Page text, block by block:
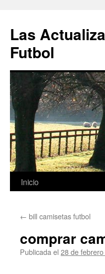
Las
Futbol
Saltar
contenido
Inicio
← bill camisetas futbol
comprar
Publicada el 28 de